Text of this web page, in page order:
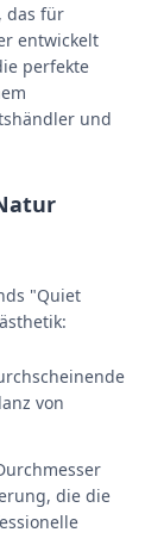
das für
entwickelt
perfekte
und
"Quiet
von
die die